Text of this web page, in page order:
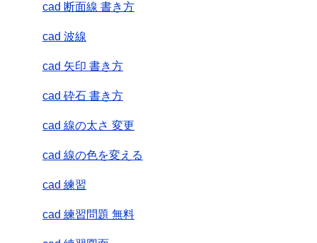
cad 断面線 書き方
cad 波線
cad 矢印 書き方
cad 砕石 書き方
cad 線の太さ 変更
cad 線の色を変える
cad 練習
cad 練習問題 無料